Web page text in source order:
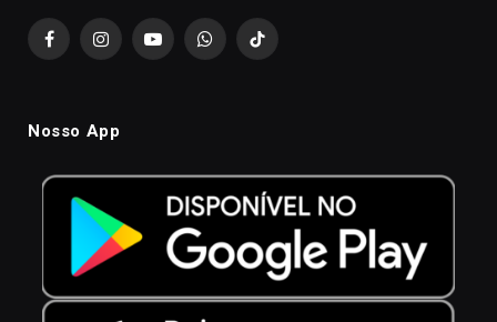
FacebookInstagramYouTubeWhatsAppTikTok
Nosso App